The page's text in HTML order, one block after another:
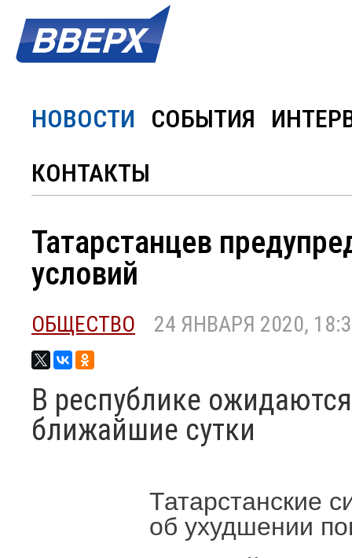
НОВОСТИ СОБЫТИЯ
КОНТАКТЫ
Татарстанцев
условий
ОБЩЕСТВО 24 ЯНВАРЯ 2020,
В республике
ближайшие сутки
Татарстанские
об ухудшении